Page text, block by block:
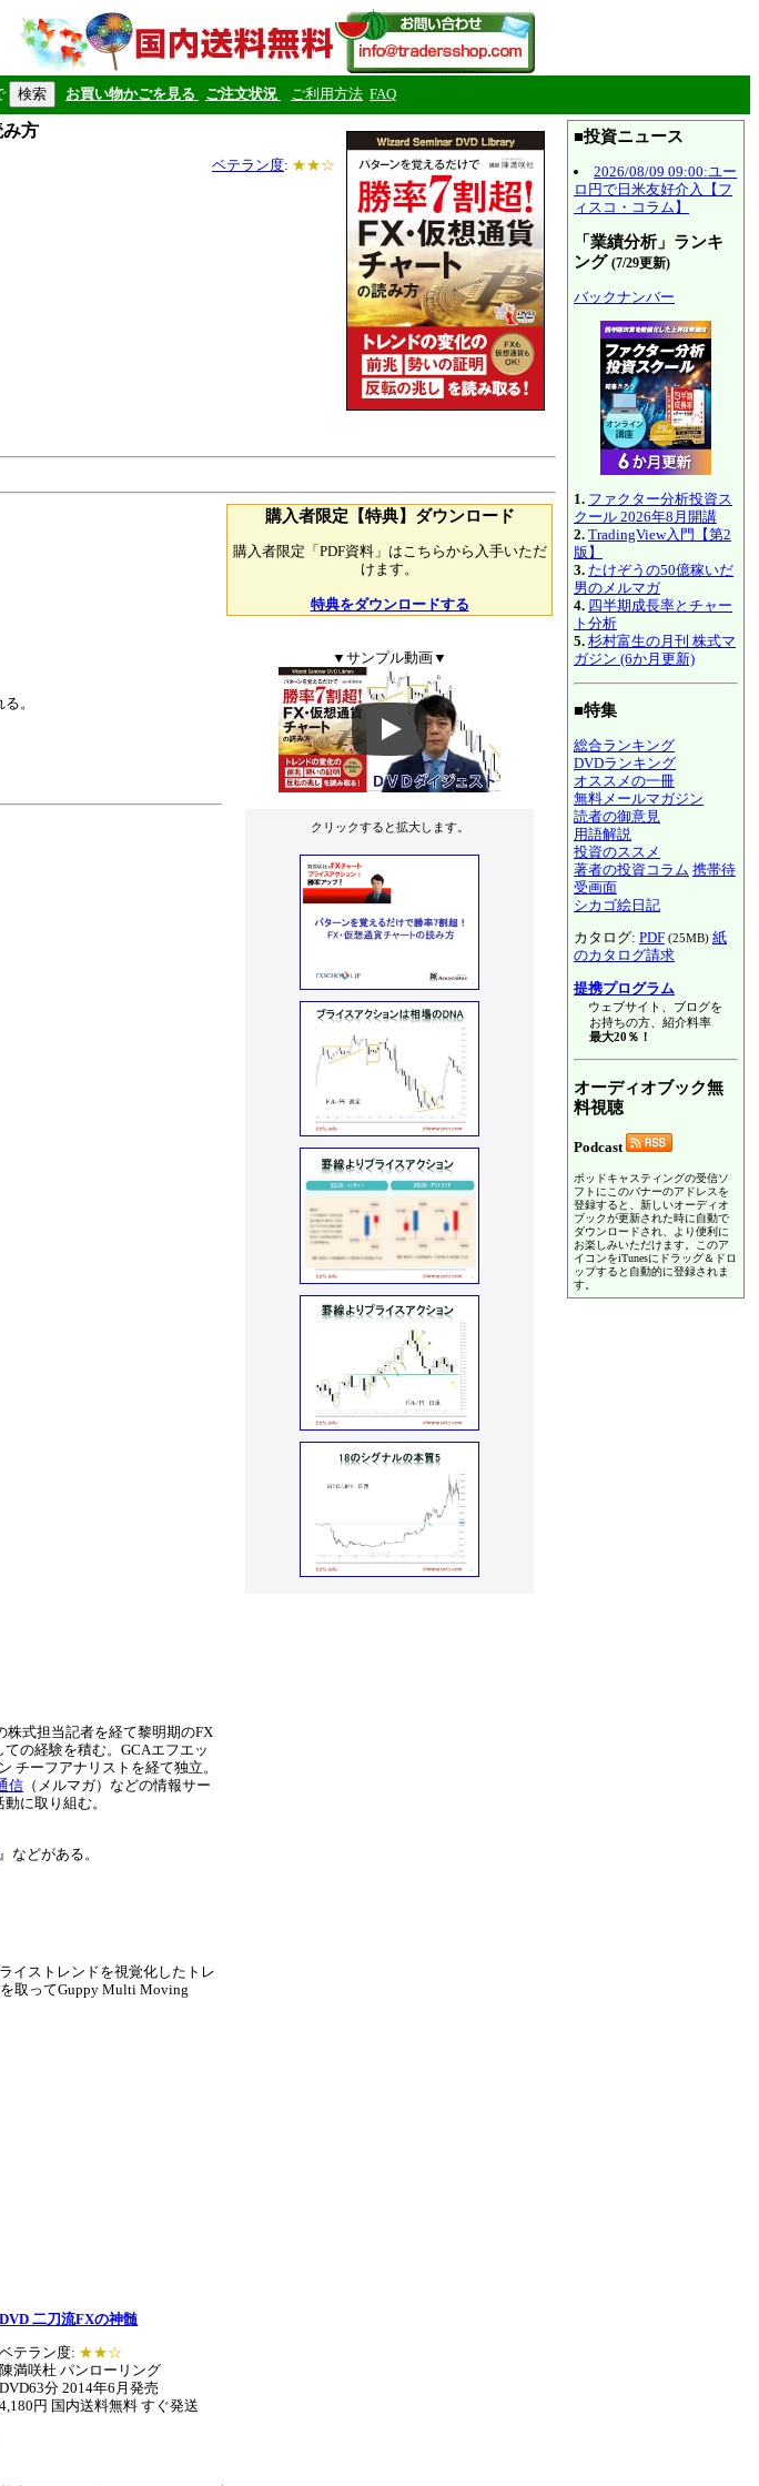
お買い物かごを見る ご注文状況 ご利用方法 FAQ
方
ベテラン度: ★★☆
。
株式担当記者を経て黎明期のFX
の経験を積む。GCAエフエッ
チーフアナリストを経て独立。
信 （メルマガ）などの情報サー
に取り組む。
』などがある。
イストレンドを視覚化したトレ
取ってGuppy Multi Moving
購入者限定【特典】ダウンロード
購入者限定「PDF資料」はこちらから入手いただ
けます。
特典をダウンロードする
▼サンプル動画▼
クリックすると拡大します。
DVD 二刀流FXの神髄
ベテラン度: ★★☆
陳満咲杜 パンローリング
DVD63分 2014年6月発売
4,180円 国内送料無料 すぐ発送
■投資ニュース
2026/08/09 09:00:ユー
ロ円で日米友好介入【フ
ィスコ・コラム】
「業績分析」ランキ
ング (7/29更新)
バックナンバー
1. ファクター分析投資ス
クール 2026年8月開講
2. TradingView入門【第2
版】
3. たけぞうの50億稼いだ
男のメルマガ
4. 四半期成長率とチャー
ト分析
5. 杉村富生の月刊 株式マ
ガジン (6か月更新)
■特集
総合ランキング
DVDランキング
オススメの一冊
無料メールマガジン
読者の御意見
用語解説
投資のススメ
著者の投資コラム 携帯待
受画面
シカゴ絵日記
カタログ: PDF (25MB) 紙
のカタログ請求
提携プログラム
ウェブサイト、ブログを
お持ちの方、紹介料率
最大20％！
オーディオブック無
料視聴
Podcast
ポッドキャスティングの受信ソ
フトにこのバナーのアドレスを
登録すると、新しいオーディオ
ブックが更新された時に自動で
ダウンロードされ、より便利に
お楽しみいただけます。このア
イコンをiTunesにドラッグ＆ドロ
ップすると自動的に登録されま
す。